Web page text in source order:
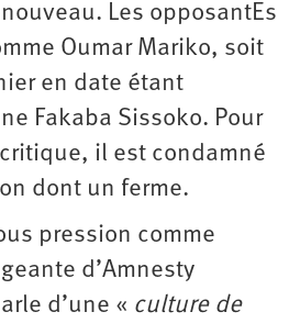
Les opposantEs
Oumar Mariko, soit
en date étant
Fakaba Sissoko. Pour
il est condamné
dont un ferme.
pression comme
d’Amnesty
d’une « culture de